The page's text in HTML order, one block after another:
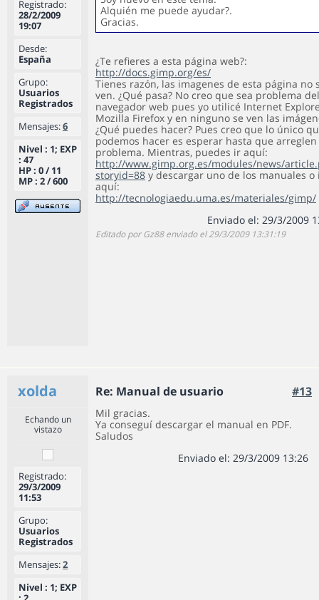
Registrado:
28/2/2009
19:07
Desde:
España
Grupo:
Usuarios
Registrados
Mensajes:6
Nivel : 1; EXP
: 47
HP : 0 / 11
MP : 2 / 600
Alquién me puede ayudar?.
Gracias.
¿Te refieres a esta página web?:
http://docs.gimp.org/es/
Tienes razón, las imagenes de esta página no
ven. ¿Qué pasa? No creo que sea problema del
navegador web pues yo utilicé Internet
Mozilla Firefox y en ninguno se ven las
¿Qué puedes hacer? Pues creo que lo único
podemos hacer es esperar hasta que
problema. Mientras, puedes ir aquí:
http://www.gimp.org.es/modules/news/
storyid=88 y descargar uno de los manuales o
aquí:
http://tecnologiaedu.uma.es/materiales/gimp/
Enviado el: 29/3/2009
Editado por Gz88 enviado el 29/3/2009 13:31:19
xolda Re: Manual de usuario #13
Echando un
vistazo
Registrado:
29/3/2009
11:53
Grupo:
Usuarios
Registrados
Mensajes:2
Nivel : 1; EXP
Mil gracias.
Ya conseguí descargar el manual en PDF.
Saludos
Enviado el: 29/3/2009 13:26